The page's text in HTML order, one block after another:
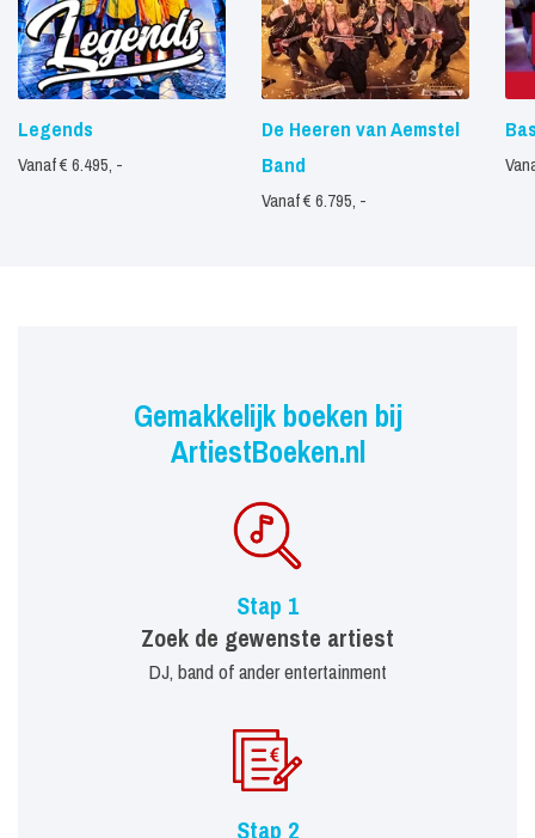
Legends
Vanaf € 6.495, -
De Heeren van Aemstel
Band
Vanaf € 6.795, -
Gemakkelijk boeken bij
ArtiestBoeken.nl
Stap 1
Zoek de gewenste artiest
DJ, band of ander entertainment
Stap 2